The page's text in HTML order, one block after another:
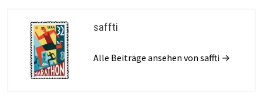
saffti
Alle Beiträge ansehen von saffti →